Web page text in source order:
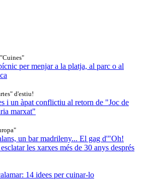
per menjar a la platja, al parc o al
d'estiu!
i un àpat conflictiu al retorn de "Joc de
marxat"
un bar madrileny... El gag d'"Oh!
les xarxes més de 30 anys després
14 idees per cuinar-lo